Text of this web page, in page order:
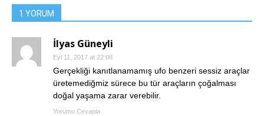
1 YORUM
İlyas Güneyli
Eyl 11, 2017 at 22:08
Gerçekliği kanıtlanamamış ufo benzeri sessiz araçlar
üretemediğmiz sürece bu tür araçların çoğalması
doğal yaşama zarar verebilir.
Yorumu Cevapla